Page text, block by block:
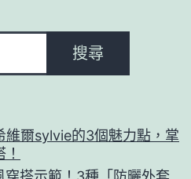
搜尋
維爾sylvie的3個魅力點，掌